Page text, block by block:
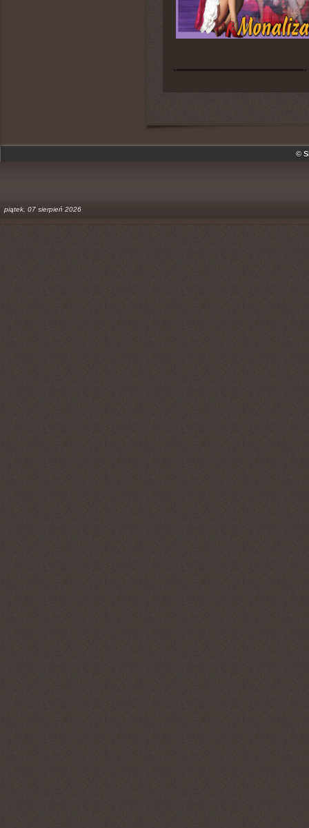
©
piątek, 07 sierpień 2026